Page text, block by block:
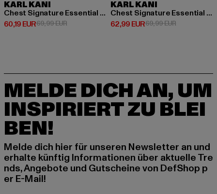
KARL KANI
Chest Signature Essential Os Zip Hoodie
60,19 EUR
Derzeitiger Preis: 60,19 EUR
69,99 EURAktionspreis: 69,99 EUR
KARL KANI
Chest Signature Essential Zip Hoodie
62,99 EUR
Derzeitiger Preis: 62,99 EUR
69,99 EURAktionspreis:
MELDE DICH AN, UM
INSPIRIERT ZU BLEI
BEN!
Melde dich hier für unseren Newsletter an und
erhalte künftig Informationen über aktuelle Tre
nds, Angebote und Gutscheine von DefShop p
er E-Mail!